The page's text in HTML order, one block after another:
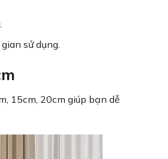
sử dụng.
15cm, 20cm giúp bạn dễ